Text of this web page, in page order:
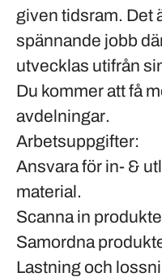
given tidsram. Det
spännande jobb
utvecklas utifrån
Du kommer att få
avdelningar.
Arbetsuppgifter:
Ansvara för in- &
material.
Scanna in
Samordna
Lastning och